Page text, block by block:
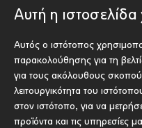
Αυτή η ιστοσελίδα
Αυτός ο ιστότοπος
παρακολούθησης για τη
για τους ακόλουθους
λειτουργικότητα του
στον ιστότοπο, για να
προϊόντα και τις υπηρεσίες
Βοήθεια
Αποστολές & Επιστροφές
Πληρωμές & Ασφάλεια
Σχετικά με τα eBooks
Επικοινωνία